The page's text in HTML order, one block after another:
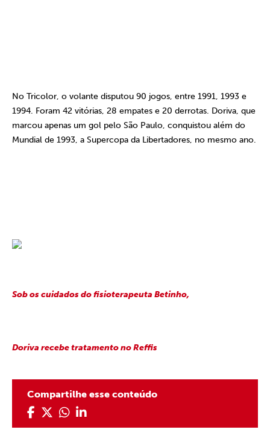
No Tricolor, o volante disputou 90 jogos, entre 1991, 1993 e
1994. Foram 42 vitórias, 28 empates e 20 derrotas. Doriva, que
marcou apenas um gol pelo São Paulo, conquistou além do
Mundial de 1993, a Supercopa da Libertadores, no mesmo ano.
Sob os cuidados do fisioterapeuta Betinho,
Doriva recebe tratamentono Reffis
Compartilhe esse conteúdo